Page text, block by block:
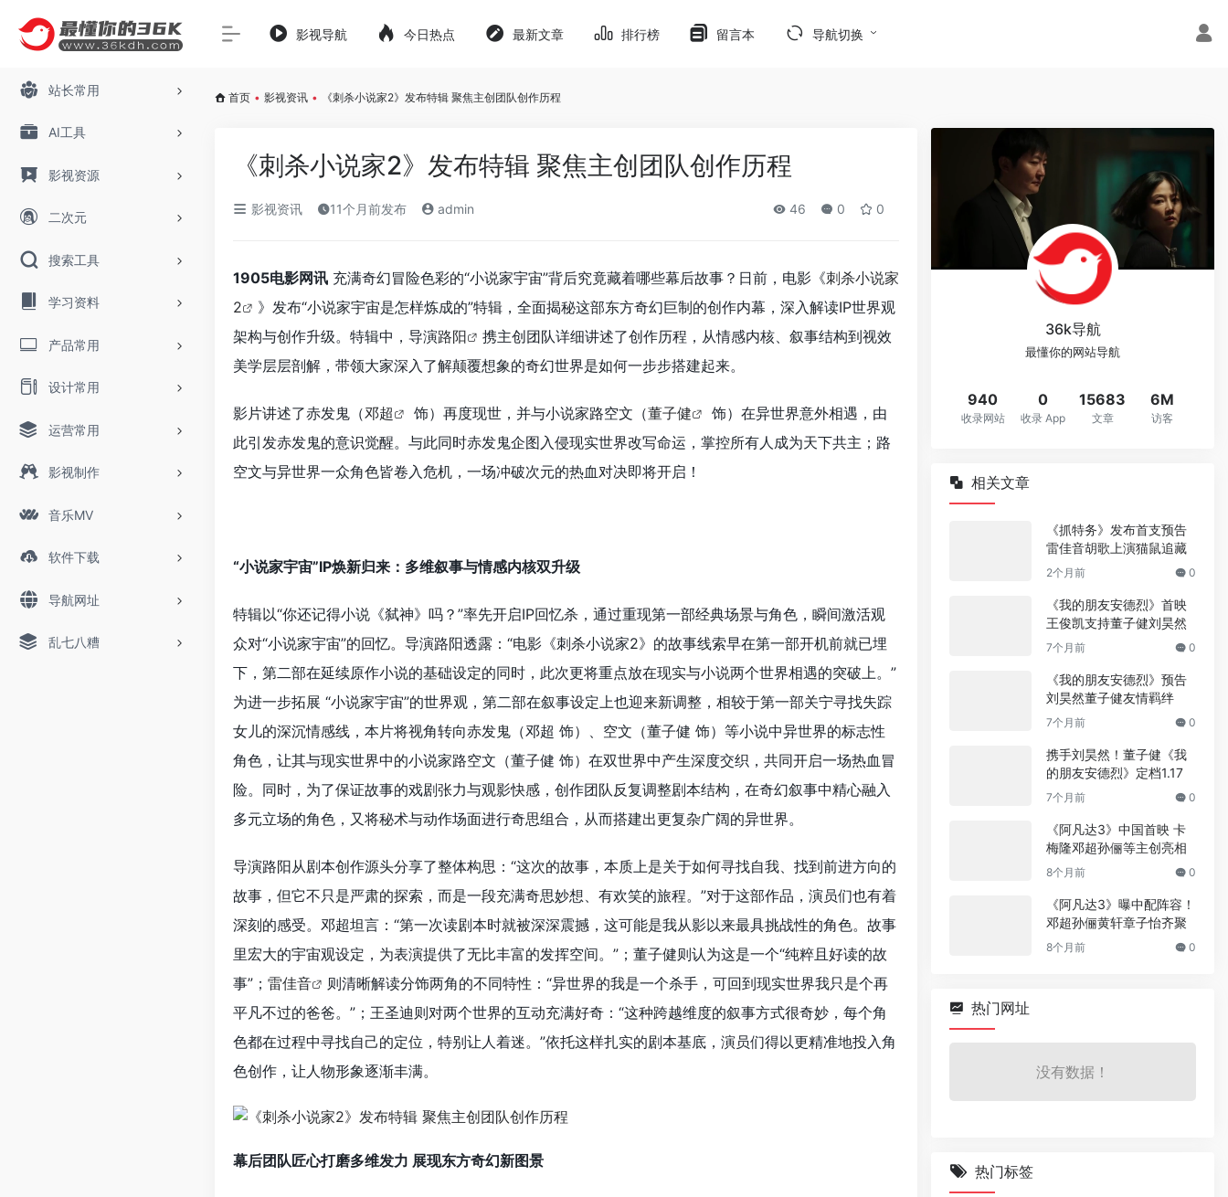
站长常用
AI工具
影视资源
二次元
搜索工具
学习资料
产品常用
设计常用
运营常用
影视制作
音乐MV
软件下载
导航网址
乱七八糟
影视导航 今日热点 最新文章 排行榜 留言本 导航切换
首页 • 影视资讯 • 《刺杀小说家2》发布特辑 聚焦主创团队创作历程
《刺杀小说家2》发布特辑 聚焦主创团队创作历程
影视资讯 11个月前发布 admin 46 0 0
1905电影网讯 充满奇幻冒险色彩的“小说家宇宙”背后究竟藏着哪些幕后故事？日前，电影《刺杀小说家
2
》发布“小说家宇宙是怎样炼成的”特辑，全面揭秘这部东方奇幻巨制的创作内幕，深入解读IP世界观
架构与创作升级。特辑中，导演路阳
携主创团队详细讲述了创作历程，从情感内核、叙事结构到视效
美学层层剖解，带领大家深入了解颠覆想象的奇幻世界是如何一步步搭建起来。
影片讲述了赤发鬼（邓超 饰）再度现世，并与小说家路空文（董子健
饰）在异世界意外相遇，由
此引发赤发鬼的意识觉醒。与此同时赤发鬼企图入侵现实世界改写命运，掌控所有人成为天下共主；路
空文与异世界一众角色皆卷入危机，一场冲破次元的热血对决即将开启！
“小说家宇宙”IP焕新归来：多维叙事与情感内核双升级
特辑以“你还记得小说《弑神》吗？”率先开启IP回忆杀，通过重现第一部经典场景与角色，瞬间激活观
众对“小说家宇宙”的回忆。导演路阳透露：“电影《刺杀小说家2》的故事线索早在第一部开机前就已埋
下，第二部在延续原作小说的基础设定的同时，此次更将重点放在现实与小说两个世界相遇的突破上。”
为进一步拓展 “小说家宇宙”的世界观，第二部在叙事设定上也迎来新调整，相较于第一部关宁寻找失踪
女儿的深沉情感线，本片将视角转向赤发鬼（邓超 饰）、空文（董子健 饰）等小说中异世界的标志性
角色，让其与现实世界中的小说家路空文（董子健 饰）在双世界中产生深度交织，共同开启一场热血冒
险。同时，为了保证故事的戏剧张力与观影快感，创作团队反复调整剧本结构，在奇幻叙事中精心融入
多元立场的角色，又将秘术与动作场面进行奇思组合，从而搭建出更复杂广阔的异世界。
导演路阳从剧本创作源头分享了整体构思：“这次的故事，本质上是关于如何寻找自我、找到前进方向的
故事，但它不只是严肃的探索，而是一段充满奇思妙想、有欢笑的旅程。”对于这部作品，演员们也有着
深刻的感受。邓超坦言：“第一次读剧本时就被深深震撼，这可能是我从影以来最具挑战性的角色。故事
里宏大的宇宙观设定，为表演提供了无比丰富的发挥空间。”；董子健则认为这是一个“纯粹且好读的故
事”； 雷佳音
则清晰解读分饰两角的不同特性：“异世界的我是一个杀手，可回到现实世界我只是个再
平凡不过的爸爸。”；王圣迪则对两个世界的互动充满好奇：“这种跨越维度的叙事方式很奇妙，每个角
色都在过程中寻找自己的定位，特别让人着迷。”依托这样扎实的剧本基底，演员们得以更精准地投入角
色创作，让人物形象逐渐丰满。
幕后团队匠心打磨多维发力 展现东方奇幻新图景
36k导航
最懂你的网站导航
940
收录网站
0
收录 App
15683
文章
6M
访客
相关文章
《抓特务》发布首支预告
雷佳音胡歌上演猫鼠追藏
2个月前 0
《我的朋友安德烈》首映
王俊凯支持董子健刘昊然
7个月前 0
《我的朋友安德烈》预告
刘昊然董子健友情羁绊
7个月前 0
携手刘昊然！董子健《我
的朋友安德烈》定档1.17
7个月前 0
《阿凡达3》中国首映 卡
梅隆邓超孙俪等主创亮相
8个月前 0
《阿凡达3》曝中配阵容！
邓超孙俪黄轩章子怡齐聚
8个月前 0
热门网址
没有数据！
热门标签